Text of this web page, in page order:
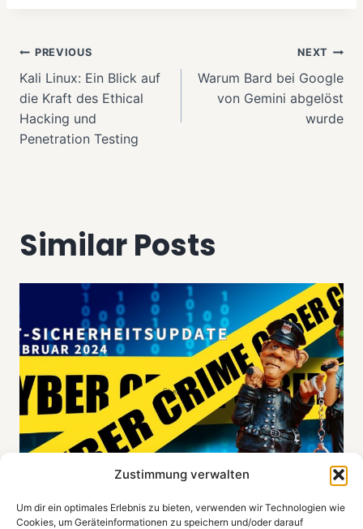
Zustimmung verwalten
Um dir ein optimales Erlebnis zu bieten, verwenden wir Technologien wie
Cookies, um Geräteinformationen zu speichern und/oder darauf
Beitragsnavigation
PREVIOUS
Kali Linux: Ein Blick auf
die Kraft des Ethical
Hacking und
Penetration Testing
NEXT
Warum Bard bei Google
von Gemini abgelöst
wurde
Similar Posts